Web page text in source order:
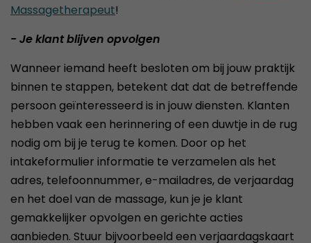
Massagetherapeut!
- Je klant blijven opvolgen
Wanneer iemand heeft besloten om bij jouw praktijk
binnen te stappen, betekent dat dat de betreffende
persoon geïnteresseerd is in jouw diensten. Klanten
hebben vaak een herinnering of een duwtje in de rug
nodig om bij je terug te komen. Door op het
intakeformulier informatie te verzamelen als het
adres, telefoonnummer, e-mailadres, de verjaardag
en het doel van de massage, kun je je klant
gemakkelijker opvolgen en gerichte acties
aanbieden. Stuur bijvoorbeeld een verjaardagskaart